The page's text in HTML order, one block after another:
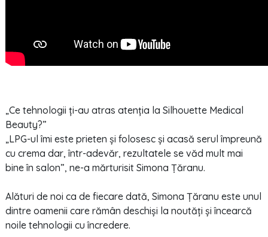
„Ce tehnologii ți-au atras atenția la Silhouette Medical
Beauty?”
„LPG-ul îmi este prieten și folosesc și acasă serul împreună
cu crema dar, într-adevăr, rezultatele se văd mult mai
bine în salon”, ne-a mărturisit Simona Țăranu.
Alături de noi ca de fiecare dată, Simona Țăranu este unul
dintre oamenii care rămân deschiși la noutăți și încearcă
noile tehnologii cu încredere.